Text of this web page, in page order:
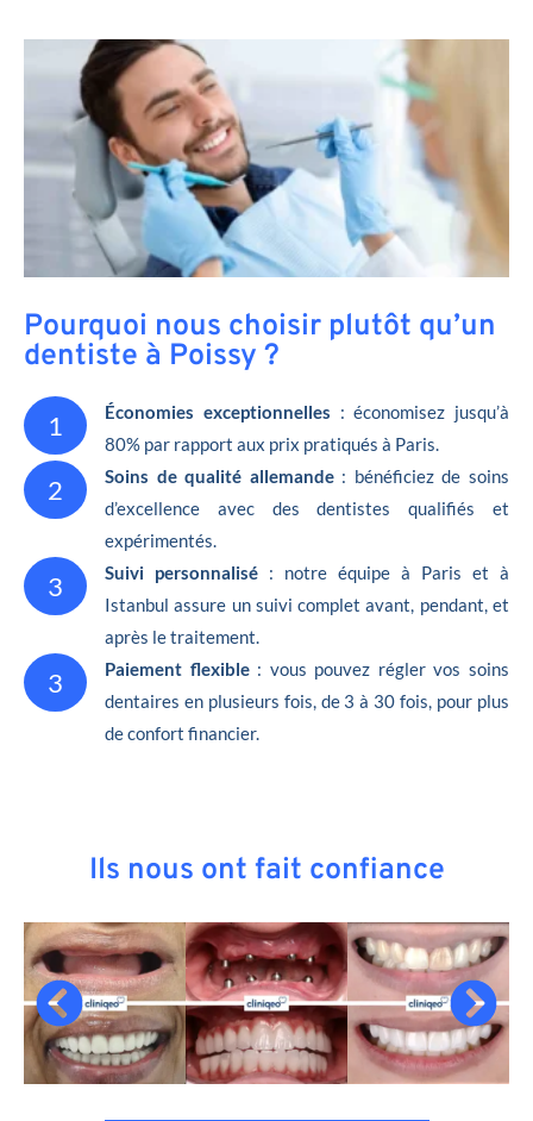
Pourquoi nous choisir plutôt qu’un
dentiste à Poissy ?
1 Économies exceptionnelles : économisez jusqu’à
80% par rapport aux prix pratiqués à Paris.
2 Soins de qualité allemande: bénéficiez de soins
d’excellence avec des dentistes qualifiés et
expérimentés.
3 Suivi personnalisé : notre équipe à Paris et à
Istanbul assure un suivi complet avant, pendant, et
après le traitement.
3 Paiement flexible: vous pouvez régler vos soins
dentaires en plusieurs fois, de 3 à 30 fois, pour plus
de confort financier.
Ils nous ont fait confiance